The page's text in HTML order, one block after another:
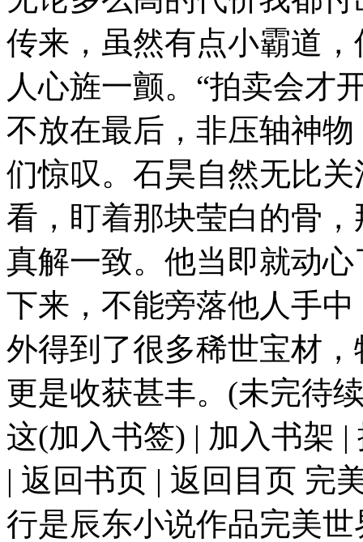
传来，虽然有点小霸道
人心旌一颤。“拍卖会才
不放在最后，非压轴神
们惊叹。石昊自然无比
看，盯着那块莹白的骨
真解一致。他当即就动
下来，不能旁落他人手
外得到了很多稀世宝材
更是收获甚丰。(未完待
这(加入书签) | 加入书架
| 返回书页 | 返回目页 完
行是辰东小说作品完美